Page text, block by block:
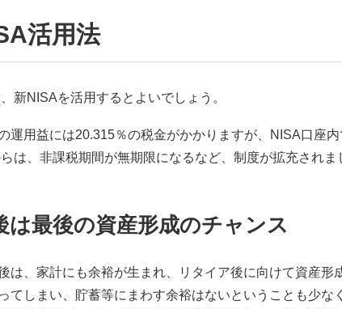
活用法
新NISAを活用するとよいでしょう。
運用益には20.315％の税金がかかりますが、NISA口座
は、非課税期間が無期限になるなど、制度が拡充されま
最後の資産形成のチャンス
は、家計にも余裕が生まれ、リタイア後に向けて資産
てしまい、貯蓄等にまわす余裕はないということも少な